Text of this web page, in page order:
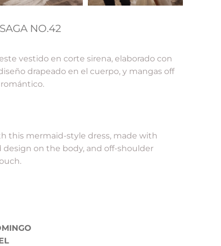
NO.42
vestido en corte sirena, elaborado con
drapeado en el cuerpo, y mangas off
this mermaid-style dress, made with
design on the body, and off-shoulder